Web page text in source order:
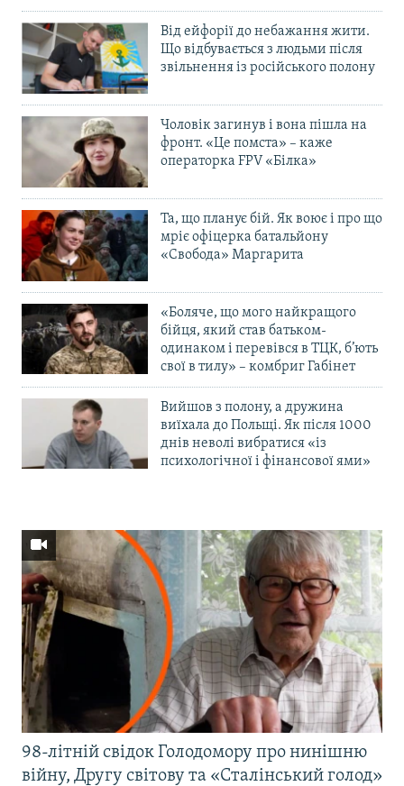
Від ейфорії до небажання жити.
Що відбувається з людьми після
звільнення із російського полону
Чоловік загинув і вона пішла на
фронт. «Це помста» – каже
операторка FPV «Білка»
Та, що планує бій. Як воює і про що
мріє офіцерка батальйону
«Свобода» Маргарита
«Боляче, що мого найкращого
бійця, який став батьком-
одинаком і перевівся в ТЦК, б’ють
свої в тилу» – комбриг Габінет
Вийшов з полону, а дружина
виїхала до Польщі. Як після 1000
днів неволі вибратися «із
психологічної і фінансової ями»
98-літній свідок Голодомору про нинішню
війну, Другу світову та «Сталінський голод»